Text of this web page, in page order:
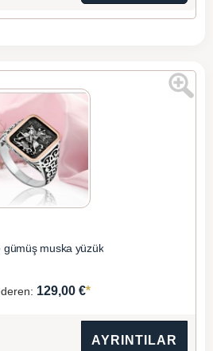
gümüş muska yüzük
129,00 €*
AYRINTILAR